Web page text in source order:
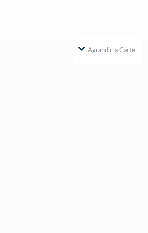
Agrandir la Carte